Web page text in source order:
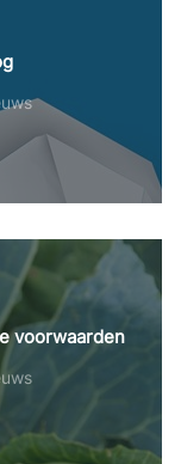
voorwaarden